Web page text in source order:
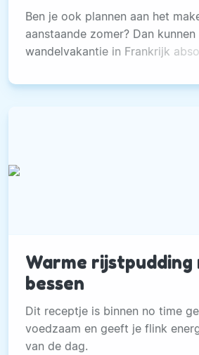
Ben je ook plannen aan het
aanstaande zomer? Dan
wandelvakantie in Frankrijk
Warme rijstpudding
bessen
Dit receptje is binnen no time
voedzaam en geeft je flink
van de dag.